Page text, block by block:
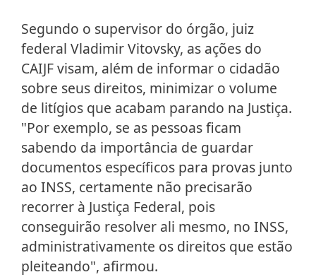
Segundo o supervisor do órgão, juiz
federal Vladimir Vitovsky, as ações do
CAIJF visam, além de informar o cidadão
sobre seus direitos, minimizar o volume
de litígios que acabam parando na Justiça.
"Por exemplo, se as pessoas ficam
sabendo da importância de guardar
documentos específicos para provas junto
ao INSS, certamente não precisarão
recorrer à Justiça Federal, pois
conseguirão resolver ali mesmo, no INSS,
administrativamente os direitos que estão
pleiteando", afirmou.